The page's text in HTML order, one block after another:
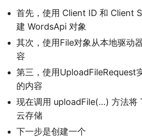
首先，使用 Client ID 和 Client
建 WordsApi 对象
其次，使用File对象从本地驱动
容
第三，使用UploadFileRequest
的内容
现在调用 uploadFile(…) 方法将
云存储
下一步是创建一个